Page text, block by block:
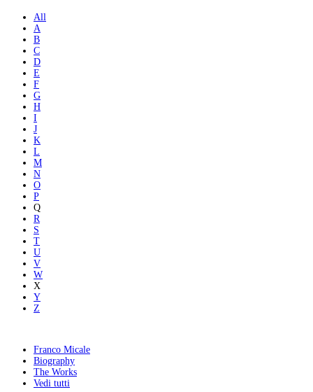
All
A
B
C
D
E
F
G
H
I
J
K
L
M
N
O
P
Q
R
S
T
U
V
W
X
Y
Z
Franco Micale
Biography
The Works
Vedi tutti